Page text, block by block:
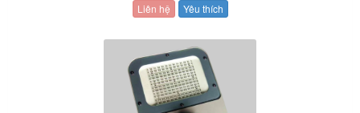
Liên hệ Yêu thích